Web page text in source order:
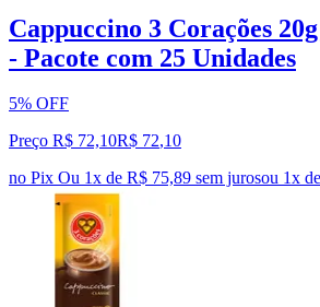
Cappuccino 3 Corações
- Pacote com 25 Unidades
5% OFF
Preço R$ 72,10R$ 72,10
no Pix Ou 1x de R$ 75,89 sem jurosou 1x de